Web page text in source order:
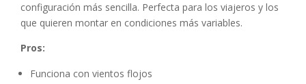
configuración más sencilla. Perfecta para los viajeros y los
que quieren montar en condiciones más variables.
Pros:
Funciona con vientos flojos